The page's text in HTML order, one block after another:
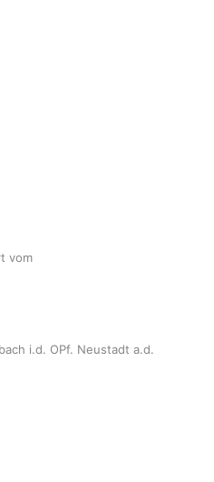
vom
i.d. OPf. Neustadt a.d.